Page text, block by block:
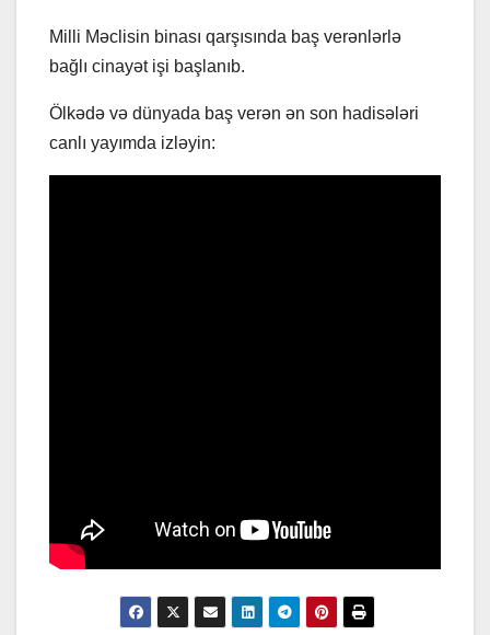
Milli Məclisin binası qarşısında baş verənlərlə
bağlı cinayət işi başlanıb.
Ölkədə və dünyada baş verən ən son hadisələri
canlı yayımda izləyin: